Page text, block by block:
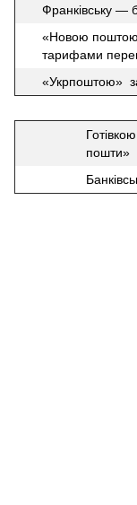
Франківську —
«Новою
тарифами
«Укрпоштою»
пошти»